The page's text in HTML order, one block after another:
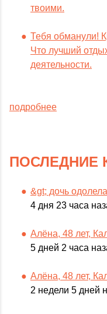
твоими.
Тебя обманули!
Что лучший
деятельности.
подробнее
ПОСЛЕДНИЕ
&gt; дочь
4 дня 23 часа
Алёна, 48 лет,
5 дней 2 часа
Алёна, 48 лет,
2 недели 5 дней